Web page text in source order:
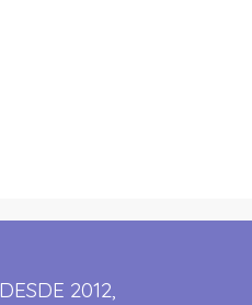
DESDE 2012,